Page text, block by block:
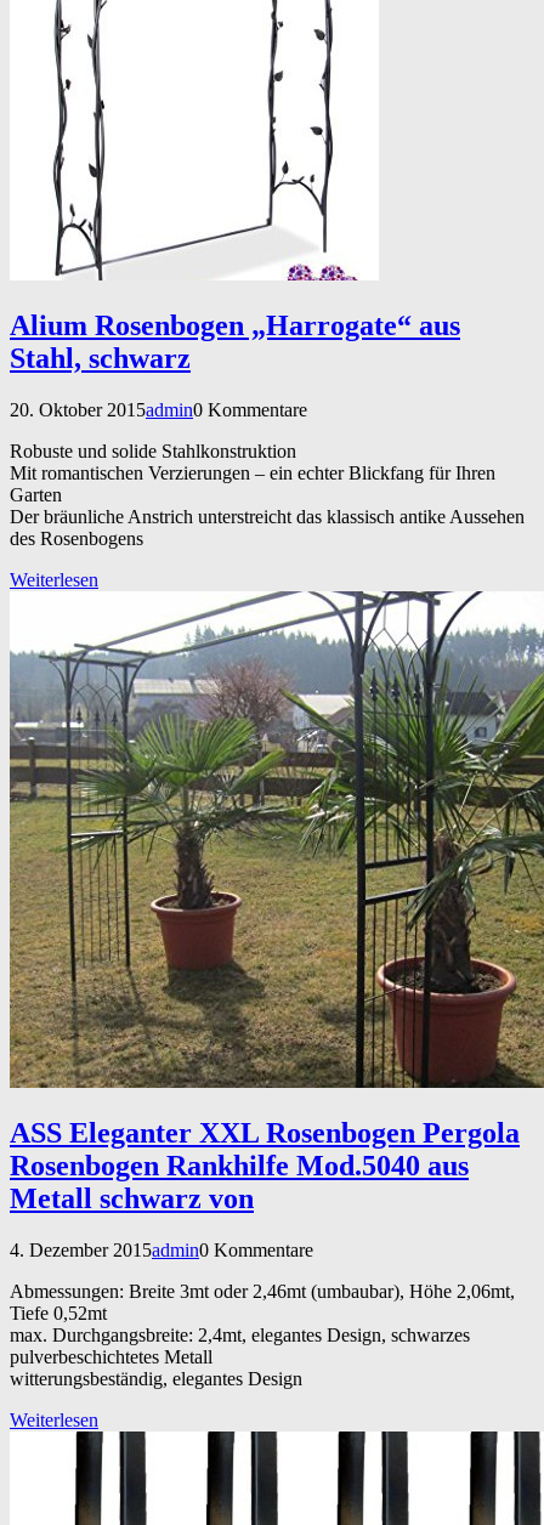
Alium Rosenbogen „Harrogate“ aus
Stahl, schwarz
20. Oktober 2015admin0 Kommentare
Robuste und solide Stahlkonstruktion
Mit romantischen Verzierungen – ein echter Blickfang für Ihren
Garten
Der bräunliche Anstrich unterstreicht das klassisch antike Aussehen
des Rosenbogens
Weiterlesen
ASS Eleganter XXL Rosenbogen Pergola
Rosenbogen Rankhilfe Mod.5040 aus
Metall schwarz von
4. Dezember 2015admin0 Kommentare
Abmessungen: Breite 3mt oder 2,46mt (umbaubar), Höhe 2,06mt,
Tiefe 0,52mt
max. Durchgangsbreite: 2,4mt, elegantes Design, schwarzes
pulverbeschichtetes Metall
witterungsbeständig, elegantes Design
Weiterlesen